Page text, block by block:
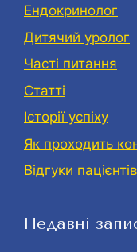
Eндокринолог
Дитячий уролог
Часті питання
Статті
Історії успіху
Як проходить
Відгуки пацієнтів
Недавні